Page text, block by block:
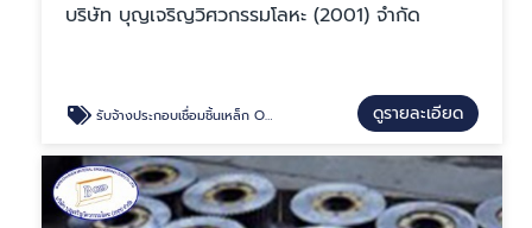
บริษัท บุญเจริญวิศวกรรมโลหะ (2001) จำกัด
รับจ้างประกอบเชื่อมชิ้นเหล็ก OEM ดูรายละเอียด